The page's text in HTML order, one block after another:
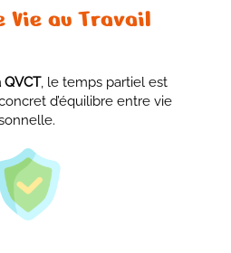
Vie au Travail
, le temps partiel est
d’équilibre entre vie